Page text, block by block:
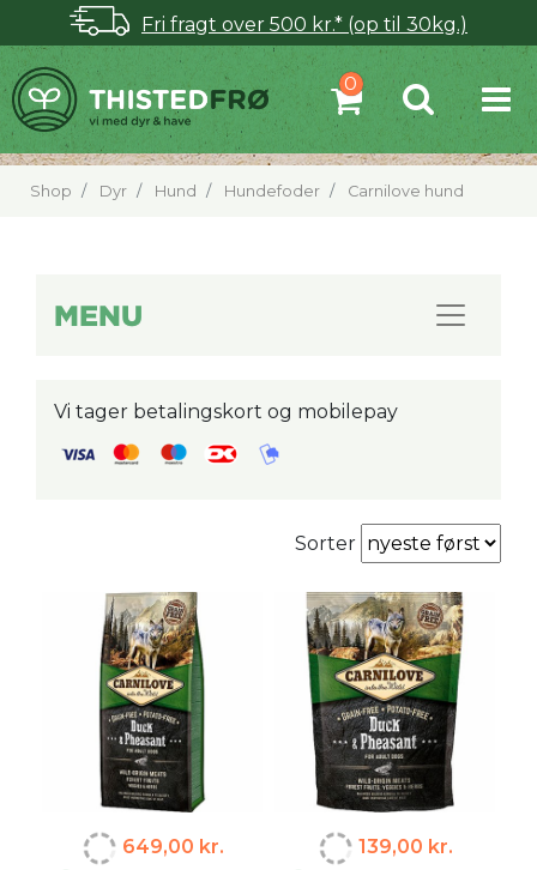
Fri fragt over 500 kr.* (op til 30kg.)
Shop Dyr Hund Hundefoder Carnilove hund
MENU
Vi tager betalingskort og mobilepay
Sorter
649,00 kr. 139,00 kr.